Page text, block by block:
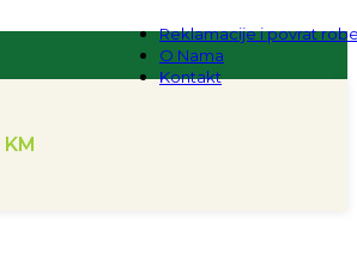
Reklamacije i povrat
O Nama
Kontakt
KM